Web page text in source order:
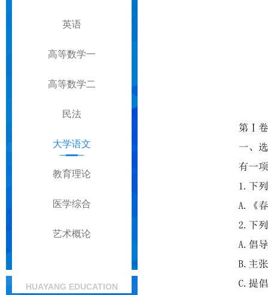
英语
高等数学一
高等数学二
民法
大学语文
教育理论
医学综合
艺术概论
HUAYANG EDUCATION